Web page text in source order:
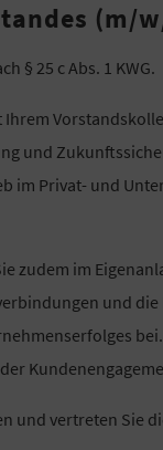
(m/
§ 25 c Abs. 1 KWG.
und
im Privat- und
zudem im
und
und vertreten Sie